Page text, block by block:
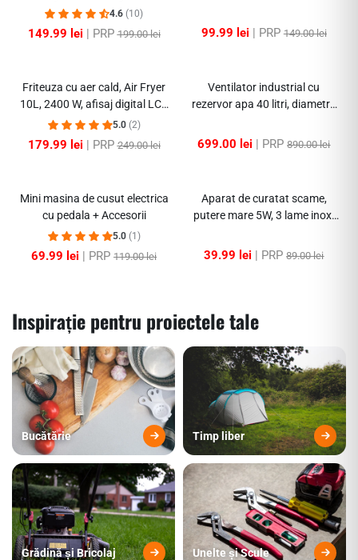
capac inclus 2800W
4.6(10)
149.99 lei | PRP199.00 lei 99.99 lei | PRP149.00 lei
Friteuza cu aer cald, Air Fryer
10L, 2400 W, afisaj digital LCD
color, Touch control, otel
inoxidabil
5.0 (2)
179.99 lei | PRP249.00 lei
Ventilator industrial cu
rezervor apa 40 litri, diametru
699.00 lei | PRP890.00 lei
Mini masina de cusut electrica
cu pedala + Accesorii
5.0 (1)
69.99 lei | PRP119.00 lei
Aparat de curatat scame,
putere mare 5W, 3 lame inox,
39.99 lei | PRP89.00 lei
Inspirație pentru proiectele tale
Bucătărie Timp liber
Grădină și Bricolaj Unelte și Scule